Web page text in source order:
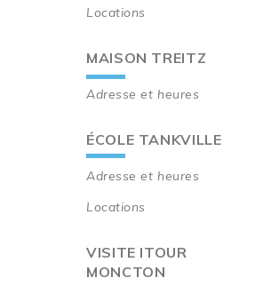
Locations
MAISON TREITZ
Adresse et heures
ÉCOLE TANKVILLE
Adresse et heures
Locations
VISITE ITOUR
MONCTON